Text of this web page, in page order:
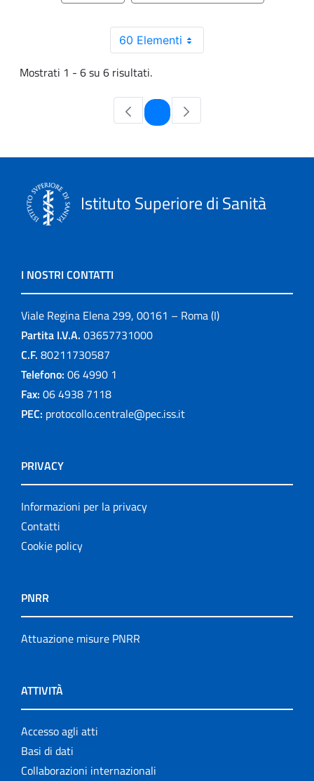
60 Elementi
Mostrati 1 - 6 su 6 risultati.
Pagina
Istituto Superiore di Sanità
I NOSTRI CONTATTI
Viale Regina Elena 299, 00161 – Roma (I)
Partita I.V.A. 03657731000
C.F. 80211730587
Telefono: 06 4990 1
Fax: 06 4938 7118
PEC: protocollo.centrale@pec.iss.it
PRIVACY
Informazioni per la privacy
Contatti
Cookie policy
PNRR
Attuazione misure PNRR
ATTIVITÀ
Accesso agli atti
Basi di dati
Collaborazioni internazionali